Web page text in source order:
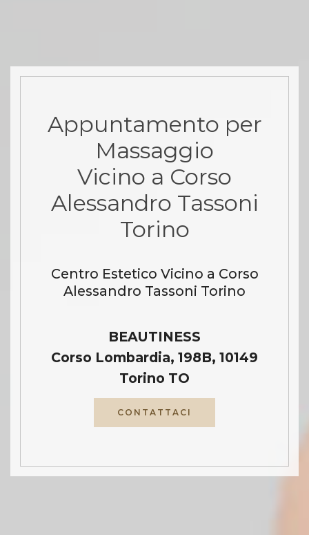
Appuntamento per
Massaggio
Vicino a Corso
Alessandro Tassoni
Torino
Centro Estetico Vicino a Corso
Alessandro Tassoni Torino
BEAUTINESS
Corso Lombardia, 198B, 10149
Torino TO
CONTATTACI